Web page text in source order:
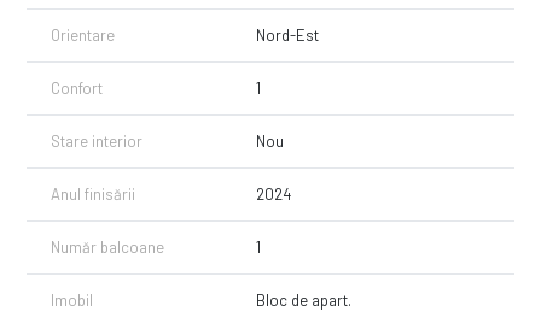
Orientare Nord-Est
Confort 1
Stare interior Nou
Anul finisării 2024
Număr balcoane 1
Imobil Bloc de apart.